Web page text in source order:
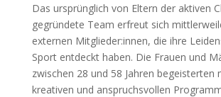
Das ursprünglich von Eltern der aktiven
gegründete Team erfreut sich
externen Mitglieder:innen, die ihre
Sport entdeckt haben. Die Frauen und
zwischen 28 und 58 Jahren begeisterten
kreativen und anspruchsvollen